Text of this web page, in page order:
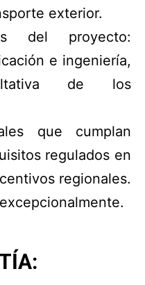
exterior.
del proyecto:
e ingeniería,
de los
que cumplan
regulados en
regionales.